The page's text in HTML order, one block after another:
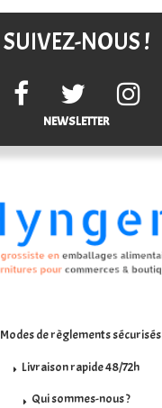
SUIVEZ-NOUS !
NEWSLETTER
Modes de règlements sécurisés
Livraison rapide 48/72h
Qui sommes-nous ?